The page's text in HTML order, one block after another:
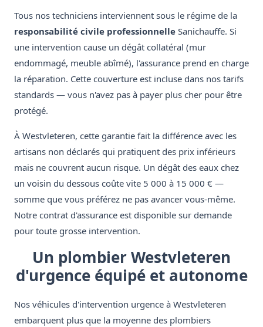
Tous nos techniciens interviennent sous le régime de la
responsabilité civile professionnelle Sanichauffe. Si
une intervention cause un dégât collatéral (mur
endommagé, meuble abîmé), l'assurance prend en charge
la réparation. Cette couverture est incluse dans nos tarifs
standards — vous n'avez pas à payer plus cher pour être
protégé.
À Westvleteren, cette garantie fait la différence avec les
artisans non déclarés qui pratiquent des prix inférieurs
mais ne couvrent aucun risque. Un dégât des eaux chez
un voisin du dessous coûte vite 5 000 à 15 000 € —
somme que vous préférez ne pas avancer vous-même.
Notre contrat d'assurance est disponible sur demande
pour toute grosse intervention.
Un plombier Westvleteren
d'urgence équipé et autonome
Nos véhicules d'intervention urgence à Westvleteren
embarquent plus que la moyenne des plombiers